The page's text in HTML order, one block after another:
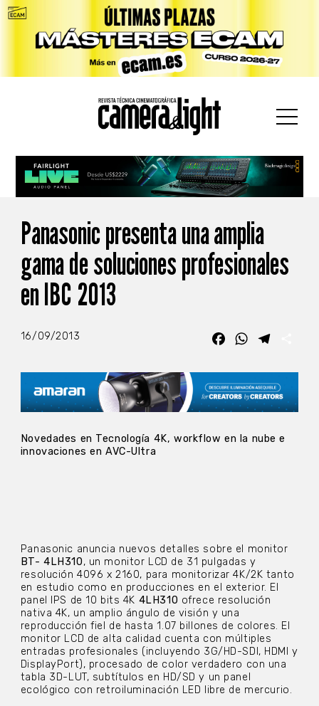
Panasonic presenta una amplia
gama de soluciones profesionales
en IBC 2013
16/09/2013 FacebookWhatsApp
Novedades en Tecnología 4K, workflow en la nube e
innovaciones en AVC-Ultra
Panasonic anuncia nuevos detalles sobre el monitor
BT- 4LH310, un monitor LCD de 31 pulgadas y
resolución 4096 x 2160, para monitorizar 4K/2K tanto
en estudio como en producciones en el exterior. El
panel IPS de 10 bits 4K 4LH310 ofrece resolución
nativa 4K, un amplio ángulo de visión y una
reproducción fiel de hasta 1.07 billones de colores. El
monitor LCD de alta calidad cuenta con múltiples
entradas profesionales (incluyendo 3G/HD-SDI, HDMI y
DisplayPort), procesado de color verdadero con una
tabla 3D-LUT, subtítulos en HD/SD y un panel
ecológico con retroiluminación LED libre de mercurio.